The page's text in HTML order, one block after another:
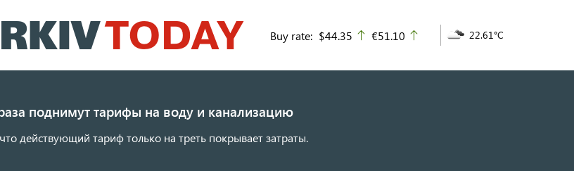
к
основному
Buy rate: $44.35 up
€51.10 22.61°C
поднимут тарифы на воду и канализацию
что действующий тариф только на треть покрывает затраты.